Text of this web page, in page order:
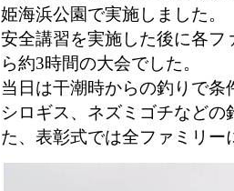
姫海浜公園で実施しました。
安全講習を実施した後に各フ
ら約3時間の大会でした。
当日は干潮時からの釣りで
シロギス、ネズミゴチなど
た、表彰式では全ファミリ